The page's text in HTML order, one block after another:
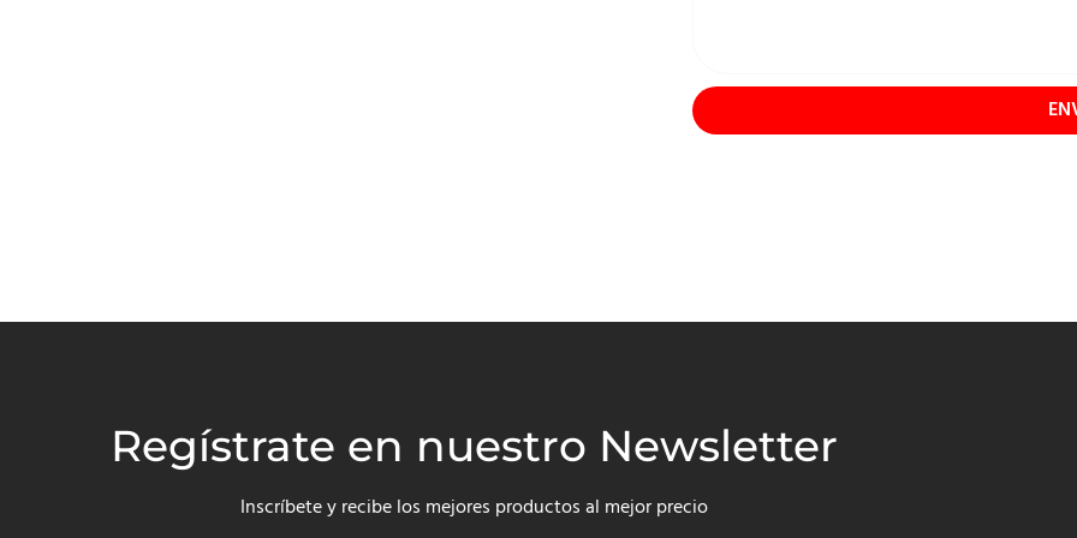
Regístrate en nuestro Newsletter
Inscríbete y recibe los mejores productos al mejor precio